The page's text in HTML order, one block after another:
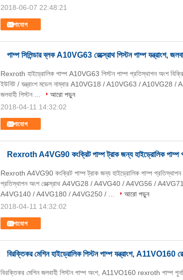
যোগাযোগ
2018-06-07 22:48:21
পাম্প সিলিন্ডার ব্লক A10VG63 রেক্স্রোথ পিস্টন পাম্প যন্ত্রাংশ,
যোগাযোগ
Rexroth হাইড্রোলিক পাম্প A10VG63 পিস্টন পাম্প প্রতিস্থাপন অংশ বিক্রি
ইউনিট / যন্ত্রাংশ মডেল নাম্বার A10VG18 / A10VG63 / A10VG28 /
জলবাহী পিস্টন ...
আরো পড়ুন
2018-04-11 14:32:02
Rexroth A4VG90 কংক্রিট পাম্প ট্রাক জন্য হাইড্রোলিক পাম্প
যোগাযোগ
Rexroth A4VG90 কংক্রিট পাম্প ট্রাক জন্য হাইড্রোলিক পাম্প
প্রতিস্থাপন অংশ রেক্স্রোথ A4VG28 / A4VG40 / A4VG56 /
A4VG140 / A4VG180 / A4VG250 / ...
আরো পড়ুন
2018-04-11 14:32:02
বিরক্তিকর মেশিন হাইড্রোলিক পিস্টন পাম্প যন্ত্রাংশ, A11VO160
বিরক্তিকর মেশিন জলবাহী পিস্টন পাম্প অংশ, A11VO160 rexroth পাম্প